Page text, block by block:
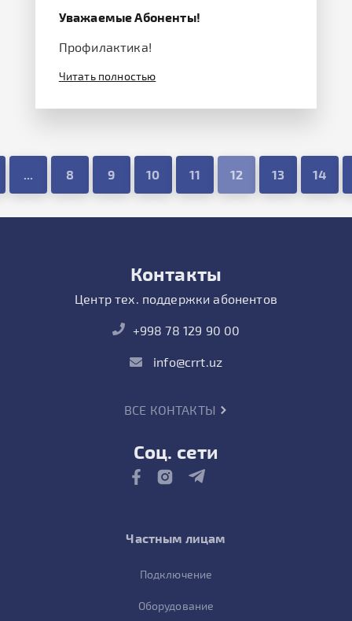
Уважаемые Абоненты!
Профилактика!
Читать полностью
... 8 9 10 11 12 13 14
Контакты
Центр тех. поддержки абонентов
+998 78 129 90 00
info@crrt.uz
ВСЕ КОНТАКТЫ
Соц. сети
Частным лицам
Подключение
Оборудование